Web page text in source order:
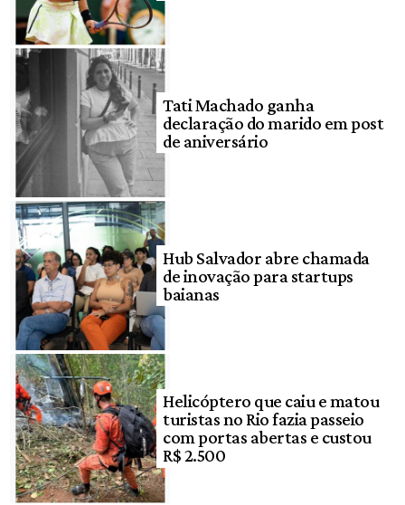
Tati Machado ganha
declaração do marido em post
de aniversário
Hub Salvador abre chamada
de inovação para startups
baianas
Helicóptero que caiu e matou
turistas no Rio fazia passeio
com portas abertas e custou
R$ 2.500